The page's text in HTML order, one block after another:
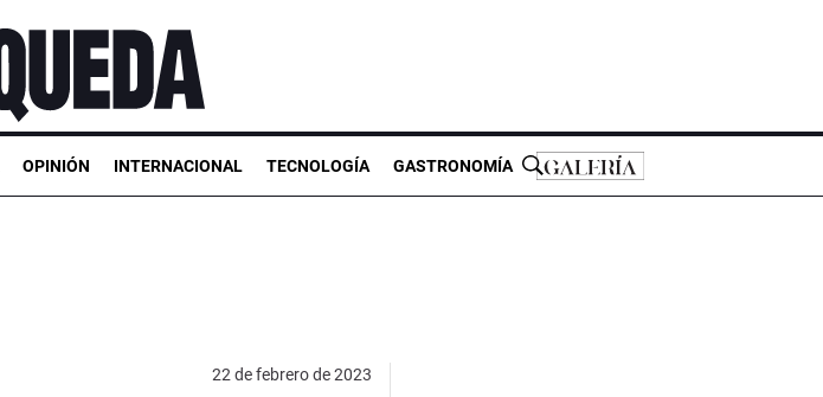
OPINIÓN INTERNACIONAL TECNOLOGÍA GASTRONOMÍA
22 de febrero de 2023